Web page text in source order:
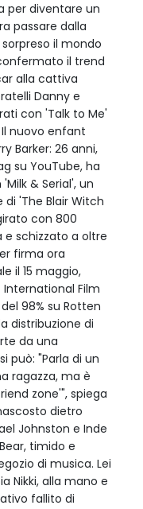
per diventare un
passare dalla
il mondo
il trend
alla cattiva
Danny e
con 'Talk to Me'
nuovo enfant
Barker: 26 anni,
su YouTube, ha
& Serial', un
'The Blair Witch
con 800
schizzato a oltre
firma ora
il 15 maggio,
Film
98% su Rotten
distribuzione di
da una
può: "Parla di un
ragazza, ma è
zone'", spiega
dietro
Johnston e Inde
timido e
di musica. Lei
Nikki, alla mano e
fallito di